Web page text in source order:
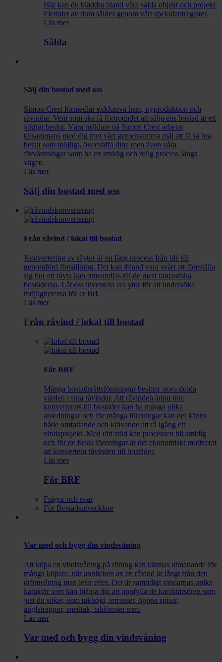
Här kan du bläddra bland våra sålda objekt och projekt.
Flertalet av dom såldes genom vårt spekulantregister.
Läs mer
Sålda
Sälj din bostad med oss
Simon Crest förmedlar exklusiva hem, nyproduktion och
råvindar. Vem som ska få förtroendet att sälja ens bostad är ett
viktigt beslut. Våra mäklare på Simon Crest arbetar
tillsammans med dig mot vårt gemensamma mål att få så bra
betalt som möjligt, överträffa dina men även våra
förväntningar samt ha en smidig och rolig process längs
vägen.
Läs mer
Sälj din bostad med oss
Från råvind / lokal till bostad
Konvertering av råytor är en lång process från idé till
genomförd försäljning. Det kan ibland vara svårt att föreställa
sig hur en råyta kan omvandlas till de mest fantastiska
bostäderna. Låt oss inventera era ytor för att undersöka
möjligheterna för er Brf.
Läs mer
Från råvind / lokal till bostad
För BRF
Många bostadsrättsföreningar besitter stora dolda
värden i sina råvindar. Att råvinden ännu inte
konverterats till bostäder kan ha många olika
anledningar och för många föreningar kan det känns
både omfattande och krävande att få igång ett
vindsprojekt. Med rätt stöd kan processen bli smidig
och för de flesta föreningar är det ekonomiskt motiverat
att konvertera råvinden till bostäder.
Läs mer
För BRF
Frågor och svar
För Bostadsutvecklare
Var med och bygg din vindsvåning
Att köpa en vindsvåning på ritning kan kännas utmanande för
många köpare, när anblicken av en råvind är långt från den
drömvåning man letar efter. Det är samtidigt vindarnas unika
karaktär som kan hjälpa dig att uppfylla de karaktärsdrag som
just du söker, som takhöjd, terrasser, öppna spisar,
änglatrappor, snedtak, takfönster mm.
Läs mer
Var med och bygg din vindsvåning